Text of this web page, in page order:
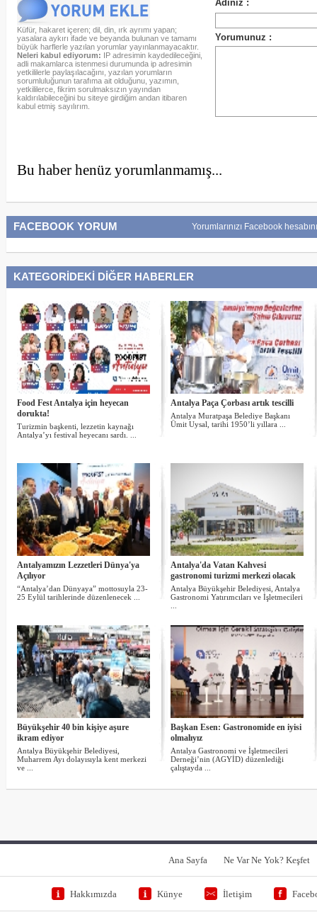
Küfür, hakaret içeren; dil, din, ırk ayrımı yapan;
yasalara aykırı ifade ve beyanda bulunan ve tamamı
büyük harflerle yazılan yorumlar yayınlanmayacaktır.
Neleri kabul ediyorum: IP adresimin kaydedileceğini,
adli makamlarca istenmesi durumunda ip adresimin
yetkililerle paylaşılacağını, yazılan yorumların
sorumluluğunun tarafıma ait olduğunu, yazımın,
yetkililerce, fikrim sorulmaksızın yayından
kaldırılabileceğini bu siteye girdiğim andan itibaren
kabul etmiş sayılırım.
Bu haber henüz yorumlanmamış...
FACEBOOK YORUM Yorumlarınızı Facebook
KATEGORİDEKİ DİĞER HABERLER
Food Fest Antalya için heyecan
dorukta!
Turizmin başkenti, lezzetin kaynağı
Antalya’yı festival heyecanı sardı. ...
Antalya Paça Çorbası artık tescilli
Antalya Muratpaşa Belediye Başkanı
Ümit Uysal, tarihi 1950’li yıllara ...
Antalyamızın Lezzetleri Dünya'ya
Açılıyor
“Antalya’dan Dünyaya” mottosuyla 23-
25 Eylül tarihlerinde düzenlenecek ...
Antalya'da Vatan Kahvesi
gastronomi turizmi merkezi olacak
Antalya Büyükşehir Belediyesi, Antalya
Gastronomi Yatırımcıları ve İşletmecileri
Büyükşehir 40 bin kişiye aşure
ikram ediyor
Antalya Büyükşehir Belediyesi,
Muharrem Ayı dolayısıyla kent merkezi
ve ...
Başkan Esen: Gastronomide en iyisi
olmalıyız
Antalya Gastronomi ve İşletmecileri
Derneği’nin (AGYİD) düzenlediği
çalıştayda ...
Ana Sayfa Ne Var Ne Yok? Keşfet
Hakkımızda Künye İletişim